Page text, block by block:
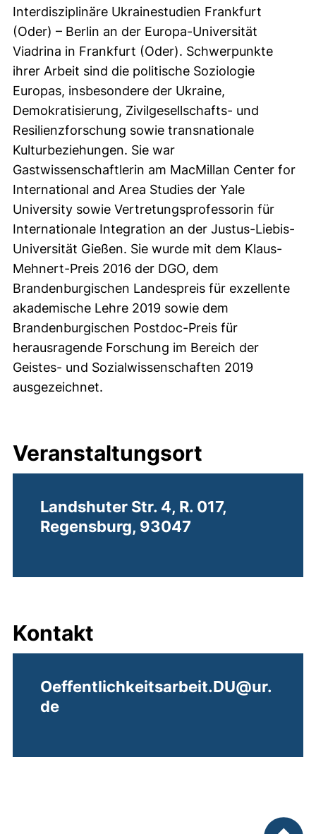
Interdisziplinäre Ukrainestudien Frankfurt
(Oder) – Berlin an der Europa-Universität
Viadrina in Frankfurt (Oder). Schwerpunkte
ihrer Arbeit sind die politische Soziologie
Europas, insbesondere der Ukraine,
Demokratisierung, Zivilgesellschafts- und
Resilienzforschung sowie transnationale
Kulturbeziehungen. Sie war
Gastwissenschaftlerin am MacMillan Center for
International and Area Studies der Yale
University sowie Vertretungsprofessorin für
Internationale Integration an der Justus-Liebis-
Universität Gießen. Sie wurde mit dem Klaus-
Mehnert-Preis 2016 der DGO, dem
Brandenburgischen Landespreis für exzellente
akademische Lehre 2019 sowie dem
Brandenburgischen Postdoc-Preis für
herausragende Forschung im Bereich der
Geistes- und Sozialwissenschaften 2019
ausgezeichnet.
Veranstaltungsort
Landshuter Str. 4, R. 017,
Regensburg, 93047
Kontakt
Oeffentlichkeitsarbeit.DU@ur.
de